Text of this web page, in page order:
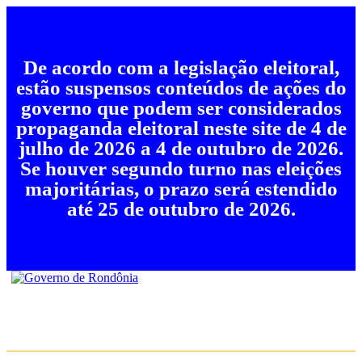
De acordo com a legislação eleitoral,
estão suspensos conteúdos de ações do
governo que podem ser considerados
propaganda eleitoral neste site de 4 de
julho de 2026 a 4 de outubro de 2026.
Se houver segundo turno nas eleições
majoritárias, o prazo será estendido
até 25 de outubro de 2026.